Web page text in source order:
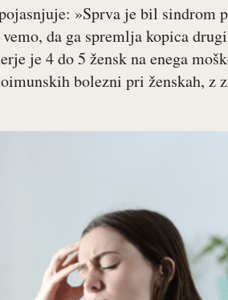
»Sprva je bil sindrom
da ga spremlja kopica
je 4 do 5 žensk na enega
bolezni pri ženskah, z